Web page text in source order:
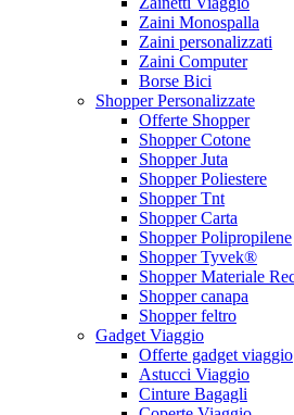
Zaini Monospalla
Zaini personalizzati
Zaini Computer
Borse Bici
Shopper Personalizzate
Offerte Shopper
Shopper Cotone
Shopper Juta
Shopper Poliestere
Shopper Tnt
Shopper Carta
Shopper Polipropilene
Shopper Tyvek®
Shopper Materiale
Shopper canapa
Shopper feltro
Gadget Viaggio
Offerte gadget viaggio
Astucci Viaggio
Cinture Bagagli